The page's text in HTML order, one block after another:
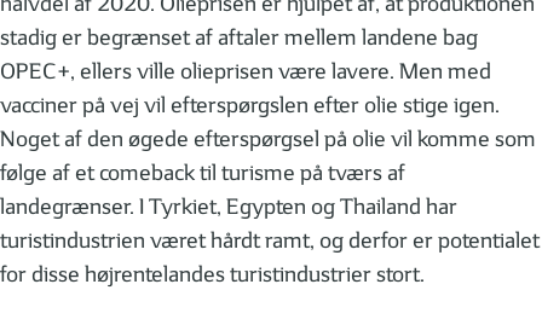
stadig er begrænset af aftaler mellem landene bag
OPEC+, ellers ville olieprisen være lavere. Men med
vacciner på vej vil efterspørgslen efter olie stige igen.
Noget af den øgede efterspørgsel på olie vil komme som
følge af et comeback til turisme på tværs af
landegrænser. I Tyrkiet, Egypten og Thailand har
turistindustrien været hårdt ramt, og derfor er potentialet
for disse højrentelandes turistindustrier stort.